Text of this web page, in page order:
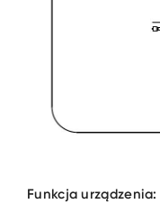
Funkcja urządzenia: